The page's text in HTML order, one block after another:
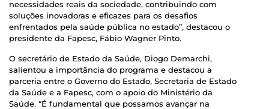
necessidades reais da sociedade, contribuindo com
soluções inovadoras e eficazes para os desafios
enfrentados pela saúde pública no estado”, destacou o
presidente da Fapesc, Fábio Wagner Pinto.
O secretário de Estado da Saúde, Diogo Demarchi,
salientou a importância do programa e destacou a
parceria entre o Governo do Estado, Secretaria de Estado
da Saúde e a Fapesc, com o apoio do Ministério da
Saúde. “É fundamental que possamos avançar na